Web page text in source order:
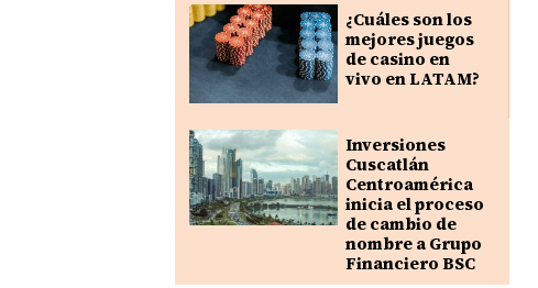
¿Cuáles son los
mejores juegos
de casino en
vivo en LATAM?
Inversiones
Cuscatlán
Centroamérica
inicia el proceso
de cambio de
nombre a Grupo
Financiero BSC